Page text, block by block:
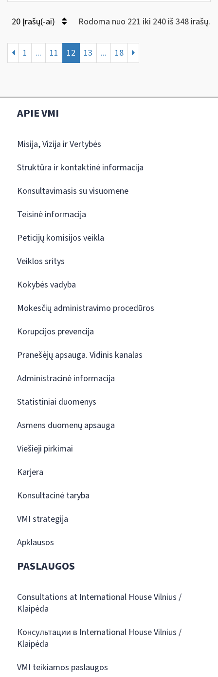
20 Įrašų(-ai) Rodoma nuo 221 iki 240 iš 348 irašų.
1 ... 11 12 13 ... 18
APIE VMI
Misija, Vizija ir Vertybės
Struktūra ir kontaktinė informacija
Konsultavimasis su visuomene
Teisinė informacija
Peticijų komisijos veikla
Veiklos sritys
Kokybės vadyba
Mokesčių administravimo procedūros
Korupcijos prevencija
Pranešėjų apsauga. Vidinis kanalas
Administracinė informacija
Statistiniai duomenys
Asmens duomenų apsauga
Viešieji pirkimai
Karjera
Konsultacinė taryba
VMI strategija
Apklausos
PASLAUGOS
Consultations at International House Vilnius /
Klaipėda
Консультации в International House Vilnius /
Klaipėda
VMI teikiamos paslaugos